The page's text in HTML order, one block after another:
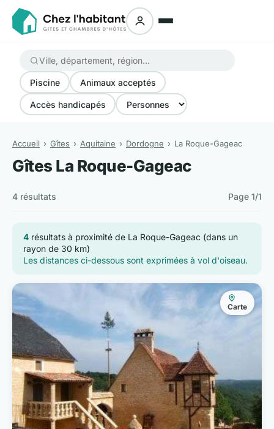
Piscine Animaux acceptés
Accès handicapés
Accueil Gîtes Aquitaine Dordogne La Roque-Gageac
Gîtes La Roque-Gageac
4 résultats Page 1/1
4 résultats à proximité de La Roque-Gageac (dans un
rayon de 30 km)
Les distances ci-dessous sont exprimées à vol d'oiseau.
Carte